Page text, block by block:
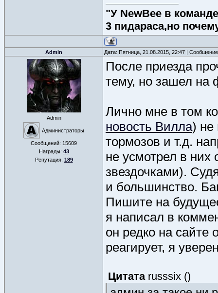
"У NewBee в
3 пидараса,но
Admin Дата: Пятница, 21.08.2015, 22:47 |
Admin
Администраторы
Сообщений: 15609
Награды: 43
Репутация: 189
После приезда
тему, но зашел на
Лично мне в том
новость Вилла) не
тормозов и т.д.
не усмотрел в них
звездочками).
и большинство.
Пишите на
я написал в
он редко на сайте
реагирует, я
Цитата russsix ()